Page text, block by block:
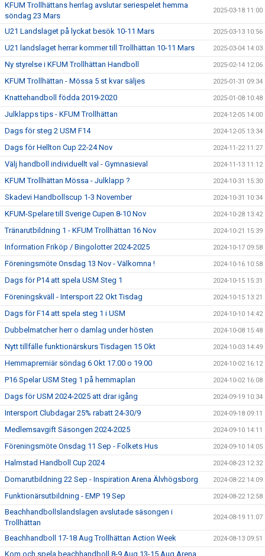
KFUM Trollhättans herrlag avslutar seriespelet hemma
söndag 23 Mars
2025-03-18 11:00
U21 Landslaget på lyckat besök 10-11 Mars 2025-03-13 10:56
U21 landslaget herrar kommer till Trollhättan 10-11 Mars 2025-03-04 14:03
Ny styrelse i KFUM Trollhättan Handboll 2025-02-14 12:06
KFUM Trollhättan - Mössa 5 st kvar säljes 2025-01-31 09:34
Knattehandboll födda 2019-2020 2025-01-08 10:48
Julklapps tips - KFUM Trollhättan 2024-12-05 14:00
Dags för steg 2 USM F14 2024-12-05 13:34
Dags för Hellton Cup 22-24 Nov 2024-11-22 11:27
Välj handboll individuellt val - Gymnasieval 2024-11-13 11:12
KFUM Trollhättan Mössa - Julklapp ? 2024-10-31 15:30
Skadevi Handbollscup 1-3 November 2024-10-31 10:34
KFUM-Spelare till Sverige Cupen 8-10 Nov 2024-10-28 13:42
Tränarutbildning 1 - KFUM Trollhättan 16 Nov 2024-10-21 15:39
Information Friköp / Bingolotter 2024-2025 2024-10-17 09:58
Föreningsmöte Onsdag 13 Nov - Välkomna ! 2024-10-16 10:58
Dags för P14 att spela USM Steg 1 2024-10-15 15:31
Föreningskväll - Intersport 22 Okt Tisdag 2024-10-15 13:21
Dags för F14 att spela steg 1 i USM 2024-10-10 14:42
Dubbelmatcher herr o damlag under hösten 2024-10-08 15:48
Nytt tillfälle funktionärskurs Tisdagen 15 Okt 2024-10-03 14:49
Hemmapremiär söndag 6 Okt 17.00 o 19.00 2024-10-02 16:12
P16 Spelar USM Steg 1 på hemmaplan 2024-10-02 16:08
Dags för USM 2024-2025 att drar igång 2024-09-19 10:34
Intersport Clubdagar 25% rabatt 24-30/9 2024-09-18 09:11
Medlemsavgift Säsongen 2024-2025 2024-09-10 14:11
Föreningsmöte Onsdag 11 Sep - Folkets Hus 2024-09-10 14:05
Halmstad Handboll Cup 2024 2024-08-23 12:32
Domarutbildning 22 Sep - Inspiration Arena Älvhögsborg 2024-08-22 14:09
Funktionärsutbildning - EMP 19 Sep 2024-08-22 12:58
Beachhandbollslandslagen avslutade säsongen i
Trollhättan
2024-08-19 11:07
Beachhandboll 17-18 Aug Trollhättan Action Week 2024-08-13 09:51
Kom och spela beachhandboll 8-9 Aug 13-15 Aug Arena